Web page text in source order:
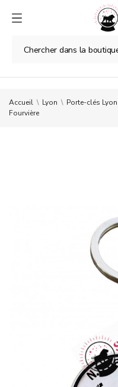
Accueil Lyon Porte-clés Lyon
Fourvière